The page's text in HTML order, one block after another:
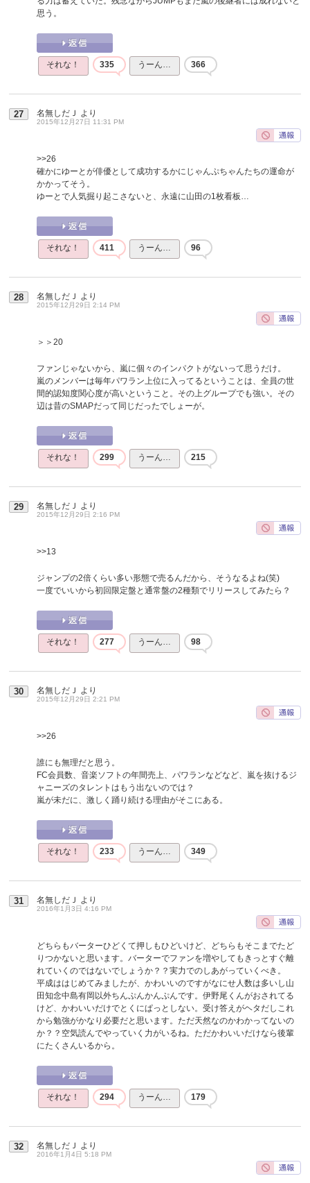
思う。
それな！ 335 うーん… 366
27 名無しだＪ より
2015年12月27日 11:31 PM
>>26
確かにゆーとが俳優として成功するかにじゃんぷちゃんたちの運命が
かかってそう。
ゆーとで人気掘り起こさないと、永遠に山田の1枚看板…
それな！ 411 うーん… 96
28 名無しだＪ より
2015年12月29日 2:14 PM
＞＞20
ファンじゃないから、嵐に個々のインパクトがないって思うだけ。
嵐のメンバーは毎年パワラン上位に入ってるということは、全員の世
間的認知度関心度が高いということ。その上グループでも強い。その
辺は昔のSMAPだって同じだったでしょーが。
それな！ 299 うーん… 215
29 名無しだＪ より
2015年12月29日 2:16 PM
>>13
ジャンプの2倍くらい多い形態で売るんだから、そうなるよね(笑)
一度でいいから初回限定盤と通常盤の2種類でリリースしてみたら？
それな！ 277 うーん… 98
30 名無しだＪ より
2015年12月29日 2:21 PM
>>26
誰にも無理だと思う。
FC会員数、音楽ソフトの年間売上、パワランなどなど、嵐を抜けるジ
ャニーズのタレントはもう出ないのでは？
嵐が未だに、激しく踊り続ける理由がそこにある。
それな！ 233 うーん… 349
31 名無しだＪ より
2016年1月3日 4:16 PM
どちらもバーターひどくて押しもひどいけど、どちらもそこまでたど
りつかないと思います。バーターでファンを増やしてもきっとすぐ離
れていくのではないでしょうか？？実力でのしあがっていくべき。
平成ははじめてみましたが、かわいいのですがなにせ人数は多いし山
田知念中島有岡以外ちんぷんかんぷんです。伊野尾くんがおされてる
けど、かわいいだけでとくにぱっとしない。受け答えがヘタだしこれ
から勉強がかなり必要だと思います。ただ天然なのかわかってないの
か？？空気読んでやっていく力がいるね。ただかわいいだけなら後輩
にたくさんいるから。
それな！ 294 うーん… 179
32 名無しだＪ より
2016年1月4日 5:18 PM